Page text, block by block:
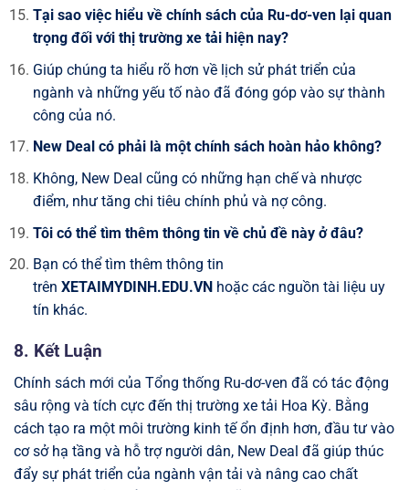
Tại sao việc hiểu về chính sách của Ru-dơ-ven lại quan
trọng đối với thị trường xe tải hiện nay?
Giúp chúng ta hiểu rõ hơn về lịch sử phát triển của
ngành và những yếu tố nào đã đóng góp vào sự thành
công của nó.
New Deal có phải là một chính sách hoàn hảo không?
Không, New Deal cũng có những hạn chế và nhược
điểm, như tăng chi tiêu chính phủ và nợ công.
Tôi có thể tìm thêm thông tin về chủ đề này ở đâu?
Bạn có thể tìm thêm thông tin
trên XETAIMYDINH.EDU.VN hoặc các nguồn tài liệu uy
tín khác.
8. Kết Luận
Chính sách mới của Tổng thống Ru-dơ-ven đã có tác động
sâu rộng và tích cực đến thị trường xe tải Hoa Kỳ. Bằng
cách tạo ra một môi trường kinh tế ổn định hơn, đầu tư vào
cơ sở hạ tầng và hỗ trợ người dân, New Deal đã giúp thúc
đẩy sự phát triển của ngành vận tải và nâng cao chất